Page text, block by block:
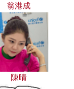
翁港成
陳晴